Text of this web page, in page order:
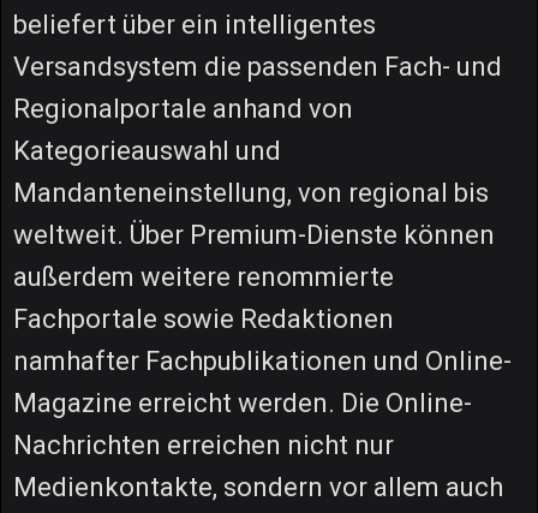
beliefert über ein intelligentes
Versandsystem die passenden Fach- und
Regionalportale anhand von
Kategorieauswahl und
Mandanteneinstellung, von regional bis
weltweit. Über Premium-Dienste können
außerdem weitere renommierte
Fachportale sowie Redaktionen
namhafter Fachpublikationen und Online-
Magazine erreicht werden. Die Online-
Nachrichten erreichen nicht nur
Medienkontakte, sondern vor allem auch